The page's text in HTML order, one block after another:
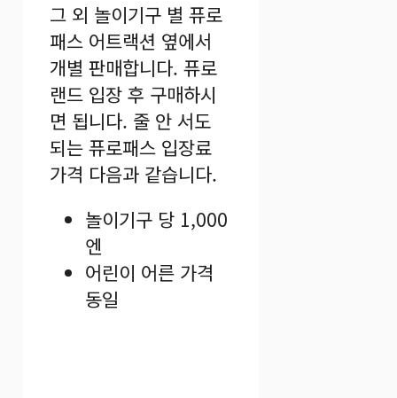
그 외 놀이기구 별 퓨로
패스 어트랙션 옆에서
개별 판매합니다. 퓨로
랜드 입장 후 구매하시
면 됩니다. 줄 안 서도
되는 퓨로패스 입장료
가격 다음과 같습니다.
놀이기구 당 1,000
엔
어린이 어른 가격
동일